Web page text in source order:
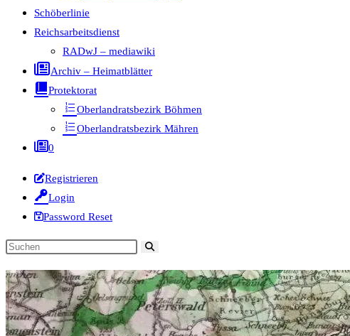
Schöberlinie
Reichsarbeitsdienst
RADwJ – mediawiki
Archiv – Heimatblätter
Protektorat
Oberlandratsbezirk Böhmen
Oberlandratsbezirk Mähren
0
Registrieren
Login
Password Reset
Diese
durchsuchen